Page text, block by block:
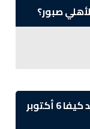
كيف تتواصل مع إدارة مبيعات كمبوند كيفا 6 أكتوبر